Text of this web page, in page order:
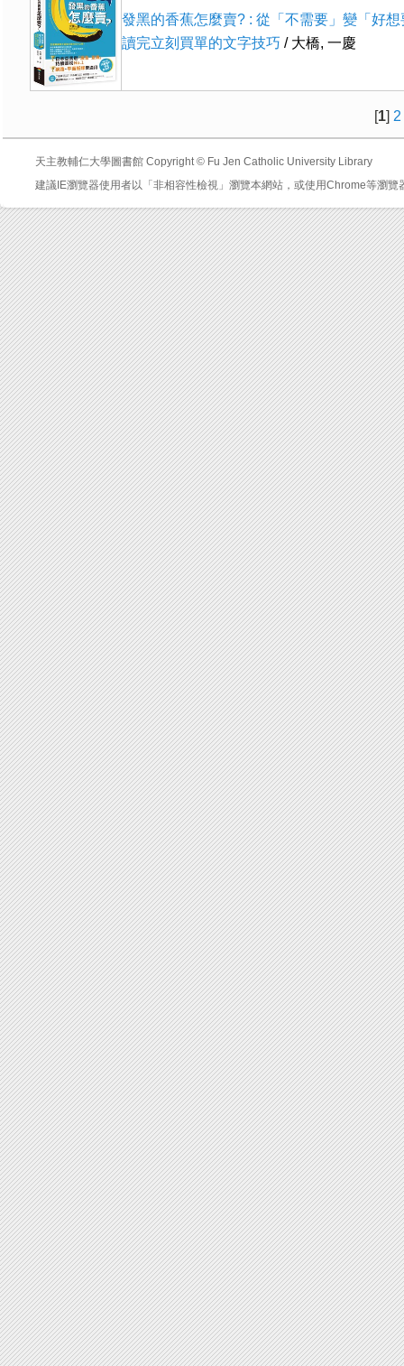
發黑的香蕉怎麼賣? : 從「不需要」變「好
讀完立刻買單的文字技巧 / 大橋, 一慶
[1] 2
天主教輔仁大學圖書館 Copyright © Fu Jen Catholic University Library
建議IE瀏覽器使用者以「非相容性檢視」瀏覽本網站，或使用Chrome等瀏覽